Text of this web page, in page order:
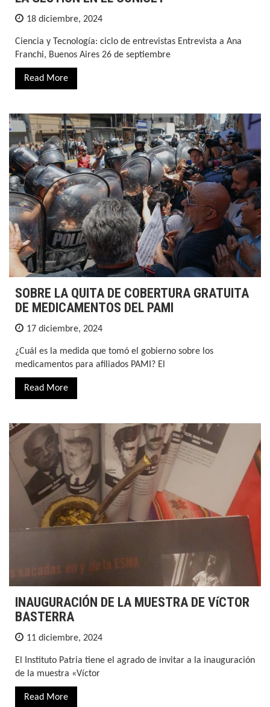
18 diciembre, 2024
Ciencia y Tecnología: ciclo de entrevistas Entrevista a Ana
Franchi, Buenos Aires 26 de septiembre
Read More
SOBRE LA QUITA DE COBERTURA GRATUITA
DE MEDICAMENTOS DEL PAMI
17 diciembre, 2024
¿Cuál es la medida que tomó el gobierno sobre los
medicamentos para afiliados PAMI? El
Read More
INAUGURACIÓN DE LA MUESTRA DE VíCTOR
BASTERRA
11 diciembre, 2024
El Instituto Patria tiene el agrado de invitar a la inauguración
de la muestra «Víctor
Read More